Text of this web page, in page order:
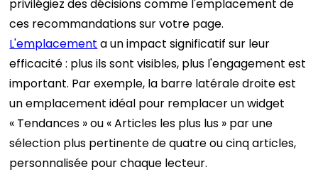
privilégiez des décisions comme l'emplacement de
ces recommandations sur votre page.
L'emplacement a un impact significatif sur leur
efficacité : plus ils sont visibles, plus l'engagement est
important. Par exemple, la barre latérale droite est
un emplacement idéal pour remplacer un widget
« Tendances » ou « Articles les plus lus » par une
sélection plus pertinente de quatre ou cinq articles,
personnalisée pour chaque lecteur.